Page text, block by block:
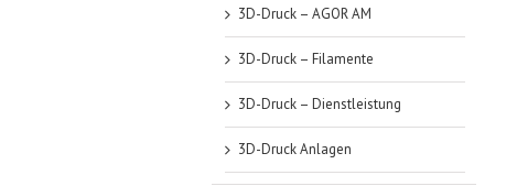
3D-Druck – AGOR AM
3D-Druck – Filamente
3D-Druck – Dienstleistung
3D-Druck Anlagen